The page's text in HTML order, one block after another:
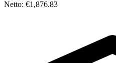
Netto: €1,876.83